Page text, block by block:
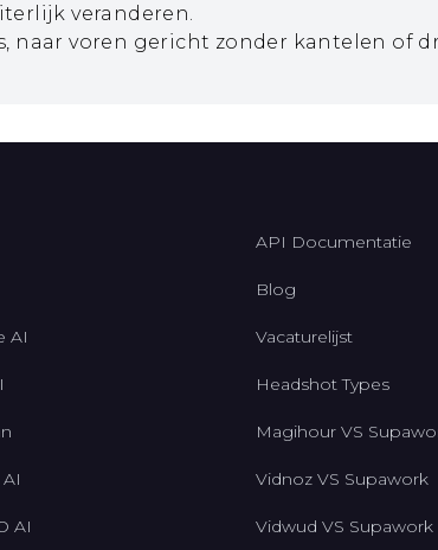
veranderen.
naar voren gericht zonder kantelen of
AI
AI
API Documentatie
Blog
Vacaturelijst
Headshot Types
Magihour VS
Vidnoz VS Supawork
Vidwud VS Supawork